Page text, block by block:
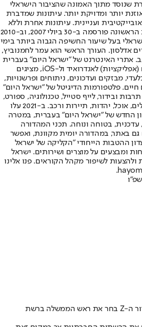
שנוסד מתוך האמונה שהציבור הישראלי
יותר ומדויקת יותר. עיתונות שמדברת
ועניינית. עיתונות אחרת וללא
תשלום. המהדורה המודפסת הראשונה פורסמה ב-30 ביולי 2007, וב-2010
בעל שיעור החשיפה הגבוה ביותר בימי
אדלסון. העורך הראשי הוא עמר לחמנוביץ,
אתרי האינטרנט של "ישראל היום" בעברית
ובאנגלית, כמו כן היישומונים (אפליקציות) לאנדרואיד ול-iOS, מציגים
מבזקים ועדכונים, ניתוחים ופרשנויות,
חיים. פלטפורמות הדיגיטל של "ישראל היום"
ובידור, לייף סטייל, טכנולוגיה, ספורט,
כלכלה וצרכנות, בריאות, חיילים, אוכל, יהדות, תיירות ורכב. ב-2021 עלו
החדש של "ישראל היום" בעברית, במטרה
עדכנית, בטוחה ונוחה. תכני המהדורה
גם באתר, במהדורה יומית מקוונת, ואפשר
ההטבות הייחודי "הקליקה של ישראל
ומבצעים על מוצרים ושירותים. ישראל
לשיפור מקהל הקוראים. פנו אלינו
מהפכת הצעירים של נפאל: דור ה-Z בחר את ראש הממשלה ברשת